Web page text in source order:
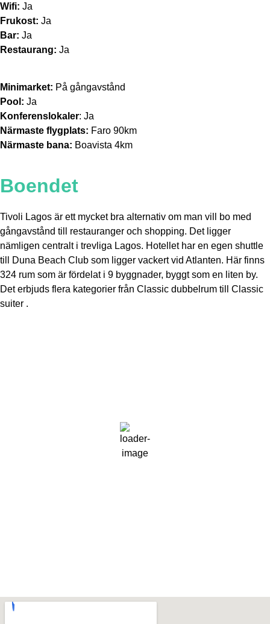
Wifi: Ja
Frukost: Ja
Bar: Ja
Restaurang: Ja
Minimarket: På gångavstånd
Pool: Ja
Konferenslokaler: Ja
Närmaste flygplats: Faro 90km
Närmaste bana: Boavista 4km
Boendet
Tivoli Lagos är ett mycket bra alternativ om man vill bo med
gångavstånd till restauranger och shopping. Det ligger
nämligen centralt i trevliga Lagos. Hotellet har en egen shuttle
till Duna Beach Club som ligger vackert vid Atlanten. Här finns
324 rum som är fördelat i 9 byggnader, byggt som en liten by.
Det erbjuds flera kategorier från Classic dubbelrum till Classic
suiter .
Klar Himmel
Vindby: